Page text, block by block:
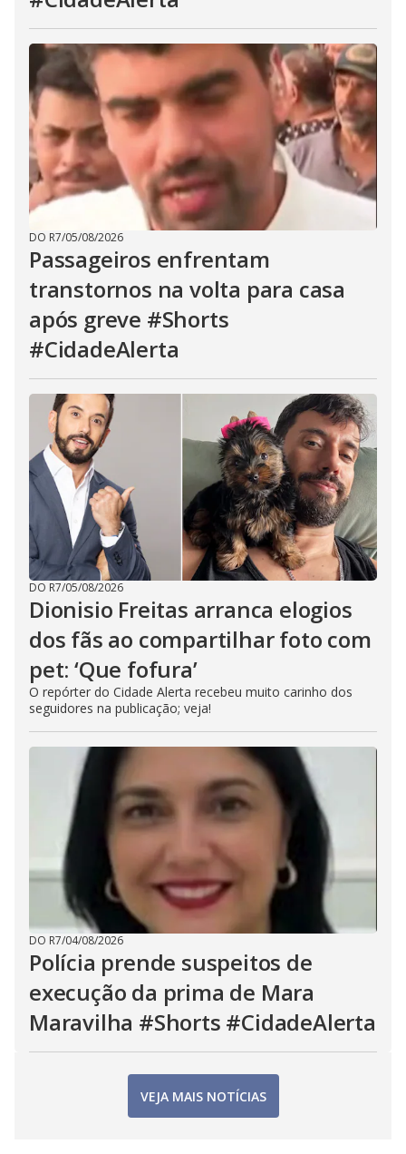
DO R7/05/08/2026
Passageiros enfrentam
transtornos na volta para casa
após greve #Shorts
#CidadeAlerta
DO R7/05/08/2026
Dionisio Freitas arranca elogios
dos fãs ao compartilhar foto com
pet: ‘Que fofura’
O repórter do Cidade Alerta recebeu muito carinho dos
seguidores na publicação; veja!
DO R7/04/08/2026
Polícia prende suspeitos de
execução da prima de Mara
Maravilha #Shorts #CidadeAlerta
VEJA MAIS NOTÍCIAS